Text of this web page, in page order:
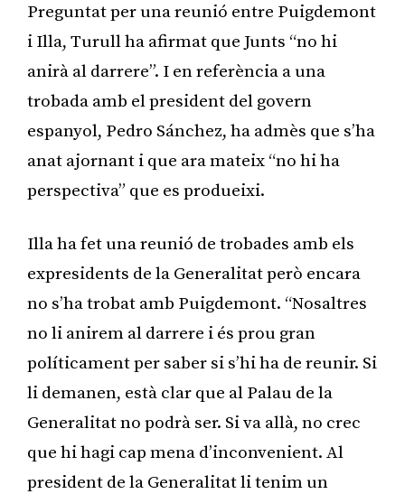
Preguntat per una reunió entre Puigdemont
i Illa, Turull ha afirmat que Junts “no hi
anirà al darrere”. I en referència a una
trobada amb el president del govern
espanyol, Pedro Sánchez, ha admès que s’ha
anat ajornant i que ara mateix “no hi ha
perspectiva” que es produeixi.
Illa ha fet una reunió de trobades amb els
expresidents de la Generalitat però encara
no s’ha trobat amb Puigdemont. “Nosaltres
no li anirem al darrere i és prou gran
políticament per saber si s’hi ha de reunir. Si
li demanen, està clar que al Palau de la
Generalitat no podrà ser. Si va allà, no crec
que hi hagi cap mena d’inconvenient. Al
president de la Generalitat li tenim un